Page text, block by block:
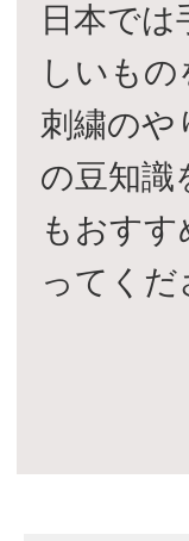
日本で
しいもの
刺繍のや
の豆知識
もおす
ってくだ